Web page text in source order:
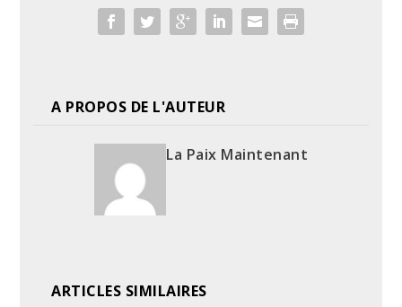
A PROPOS DE L'AUTEUR
La Paix Maintenant
ARTICLES SIMILAIRES